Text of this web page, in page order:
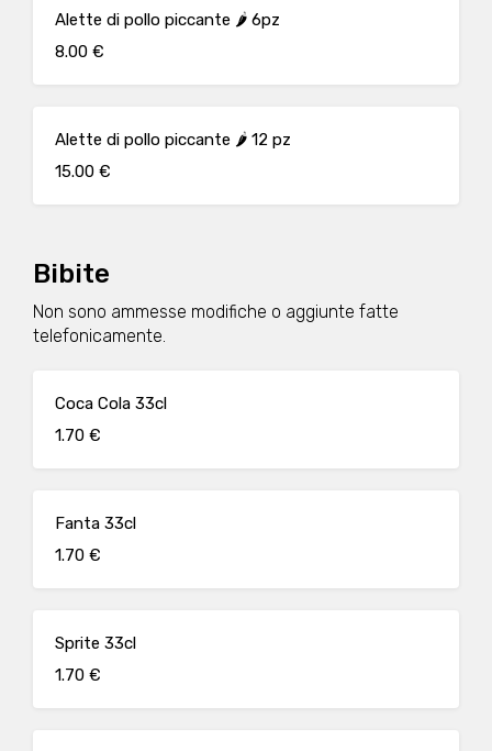
Alette di pollo piccante 🌶 6pz
8.00 €
Alette di pollo piccante 🌶 12 pz
15.00 €
Bibite
Non sono ammesse modifiche o aggiunte fatte
telefonicamente.
Coca Cola 33cl
1.70 €
Fanta 33cl
1.70 €
Sprite 33cl
1.70 €